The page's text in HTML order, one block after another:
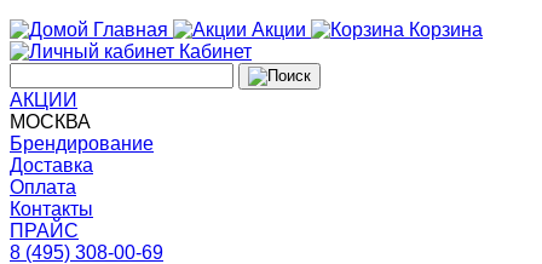
Главная
Акции
Корзина
Кабинет
АКЦИИ
МОСКВА
Брендирование
Доставка
Оплата
Контакты
ПРАЙС
8 (495) 308-00-69